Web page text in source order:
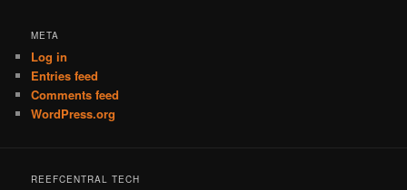
META
Log in
Entries feed
Comments feed
WordPress.org
REEFCENTRAL TECH